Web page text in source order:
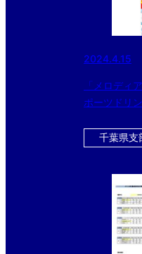
2024.4.15
「メロディ
ポーツドリ
に黒酢ドリ
千葉県支